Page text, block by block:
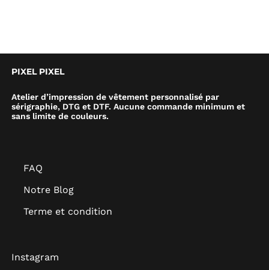
PIXEL PIXEL
Atelier d’impression de vêtement personnalisé par
sérigraphie, DTG et DTF. Aucune commande minimum et
sans limite de couleurs.
FAQ
Notre Blog
Terme et condition
Instagram